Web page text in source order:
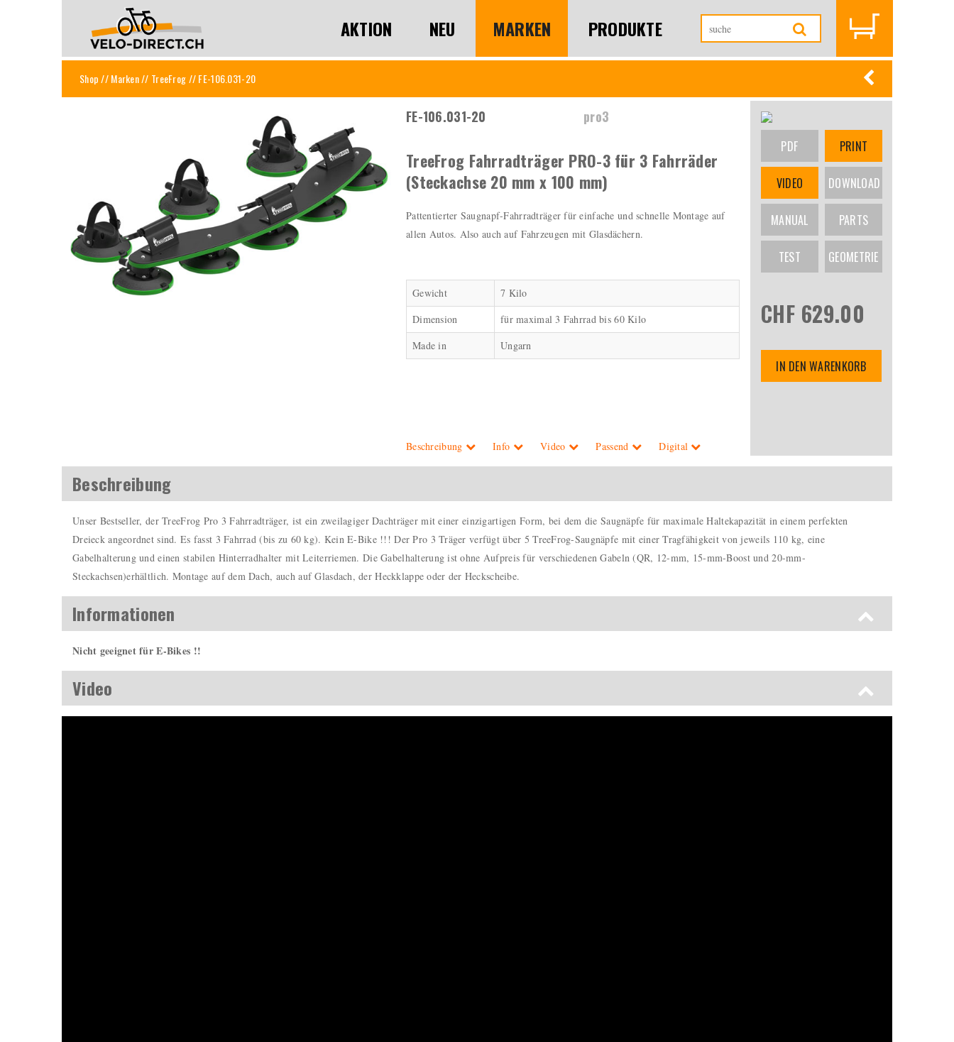
AKTION NEU MARKEN PRODUKTE
Shop//Marken// TreeFrog// FE-106.031-20
FE-106.031-20 pro3
TreeFrog Fahrradträger PRO-3 für 3 Fahrräder
(Steckachse 20 mm x 100 mm)
Pattentierter Saugnapf-Fahrradträger für einfache und schnelle Montage auf
allen Autos. Also auch auf Fahrzeugen mit Glasdächern.
Gewicht
7 Kilo
Dimension
für maximal 3 Fahrrad bis 60 Kilo
Made in
Ungarn
Beschreibung Info Video Passend Digital
PDF PRINT
VIDEO DOWNLOAD
MANUAL PARTS
TEST GEOMETRIE
CHF 629.00
IN DEN WARENKORB
Beschreibung
Unser Bestseller, der TreeFrog Pro 3 Fahrradträger, ist ein zweilagiger Dachträger mit einer einzigartigen Form, bei dem die Saugnäpfe für maximale Haltekapazität in einem perfekten
Dreieck angeordnet sind. Es fasst 3 Fahrrad (bis zu 60 kg). Kein E-Bike !!! Der Pro 3 Träger verfügt über 5 TreeFrog-Saugnäpfe mit einer Tragfähigkeit von jeweils 110 kg, eine
Gabelhalterung und einen stabilen Hinterradhalter mit Leiterriemen. Die Gabelhalterung ist ohne Aufpreis für verschiedenen Gabeln (QR, 12-mm, 15-mm-Boost und 20-mm-
Steckachsen)erhältlich. Montage auf dem Dach, auch auf Glasdach, der Heckklappe oder der Heckscheibe.
Informationen
Nicht geeignet für E-Bikes !!
Video